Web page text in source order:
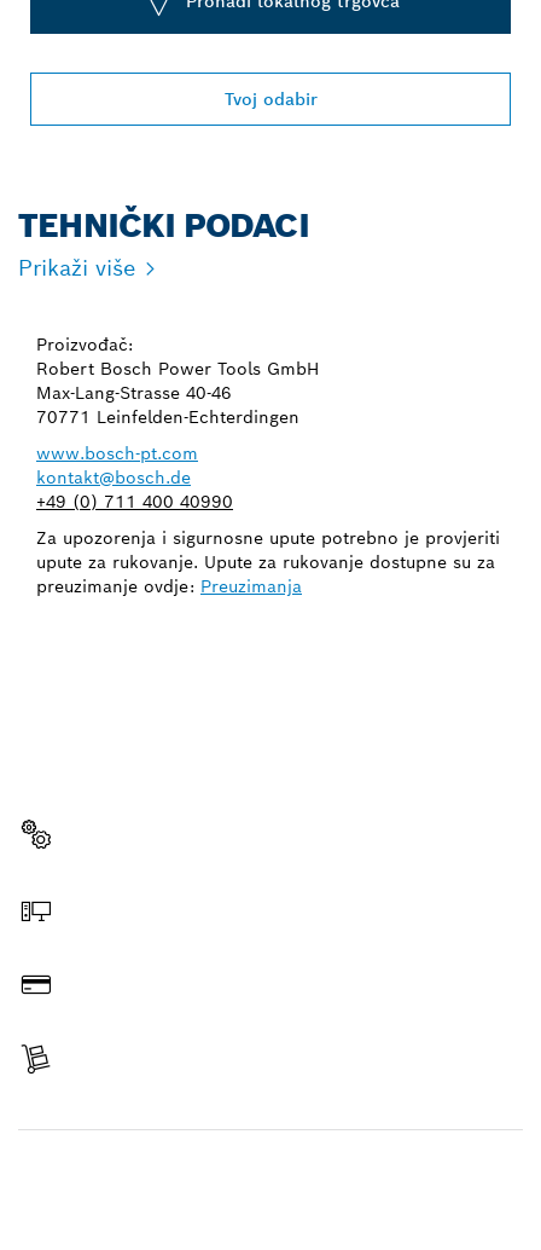
Tvoj odabir
TEHNIČKI PODACI
Prikaži više
Proizvođač:
Robert Bosch Power Tools GmbH
Max-Lang-Strasse 40-46
70771 Leinfelden-Echterdingen
www.bosch-pt.com
kontakt@bosch.de
+49 (0) 711 400 40990
Za upozorenja i sigurnosne upute potrebno je provjeriti
upute za rukovanje. Upute za rukovanje dostupne su za
preuzimanje ovdje: Preuzimanja